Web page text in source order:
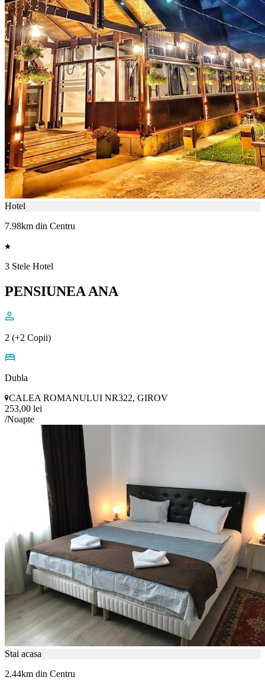
Hotel
7.98km din Centru
3 Stele Hotel
PENSIUNEA ANA
2 (+2 Copii)
Dubla
CALEA ROMANULUI NR322, GIROV
253,00 lei
/Noapte
Stai acasa
2.44km din Centru